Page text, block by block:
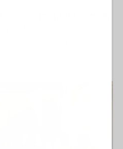
a un magrebí con un